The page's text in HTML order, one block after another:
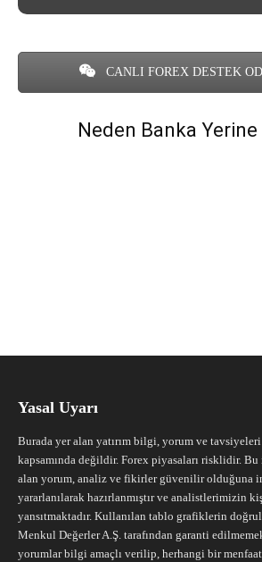
CANLI FOREX DESTEK
Neden Banka Yerine
Yasal Uyarı
Burada yer alan yatırım bilgi, yorum ve tavsiyeleri
kapsamında değildir. Forex piyasaları risklidir.
alan yorum, analiz ve fikirler güvenilir olduğuna
yararlanılarak hazırlanmıştır ve analistlerimizin
yansıtmaktadır. Kullanılan tablo grafiklerin
Menkul Değerler A.Ş. tarafından garanti
yorumlar bilgi amaçlı verilip, herhangi bir menfaat